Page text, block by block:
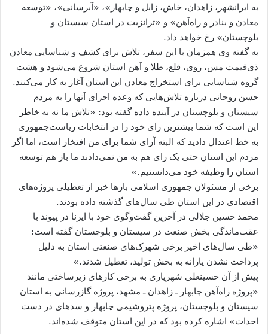
به ایرانشهر، زاهدان، خاش، زابل و چابهار»، «آبرسانی»، «توسعه
معادن و بنادر و راه‌آهن» و «ترانزیت در استان سیستان و
بلوچستان» رخ خواهد داد.
به گفته وی همزمان با این سفر، تلاش برای کشف و شناسایی معادن
ذی‌قیمت مس، روی، قلع، طلا و آهن استان شروع می‌شود و هشت
گروه شناسایی برای استخراج معادن این استان آغاز به کار می‌کنند.
حسن روحانی درباره تلاش‌هایی که وعده اجرای آنها را به مردم
سیستان و بلوچستان در آینده داده گفته بود: «تلاش ما نه به خاطر
این است که شما بیشترین رای خود را در انتخابات ریاست‌جمهوری
به خط اعتدال دادید که البته آرای شما برای من افتخار است، اما اگر
مردم این استان حتی یک رای هم به من نمی‌دادند ما باز هم توسعه
استان را وظیفه خود می‌دانستیم.»
برخی از مسئولان جمهوری اسلامی بارها خبر از تعطیلی پروژه‌های
اقتصادی در این استان طی سال‌های گذشته داده بودند.
محمد حسین جلالی در آخرین گفت‌وگوی خود با ایرنا در پیوند با
عقب‌ماندگی بخش صنعت در سیستان و بلوچستان گفته است:‌
«طی سال‌های اخیر برخی شهرک‌های صنعتی استان به دلیل
پرداخت نشدن یارانه به بخش تولید، تعطیل شدند.»
پیش از آن حسینعلی شهریاری به برخی کارهای زیرساختی مانند
«پروژه راه‌آهن چابهار ـ زاهدان ـ مشهد، پروژه گازرسانی به استان
سیستان و بلوچستان، پروژه پتروشیمی چابهار و سدهای در دست
احداث» اشاره کرده بود که در این استان متوقف شده‌اند.